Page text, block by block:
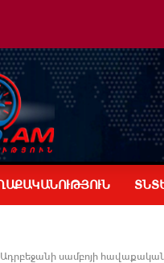
Ադրբեջանի սամբոյի